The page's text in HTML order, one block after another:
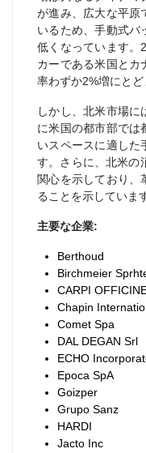
が進み、広大な平原
いるため、手動式バ
低くなっています。
カーである米国とカ
率わずか2%増にとど
しかし、北米市場
に米国の都市部では
いスペースに適した
す。さらに、北米の
関心を示しており、
ることを示していま
主要な企業:
Berthoud
Birchmeier
CARPI
Chapin
Comet Spa
DAL DEGAN Srl
ECHO
Epoca SpA
Goizper
Grupo Sanz
HARDI
Jacto Inc